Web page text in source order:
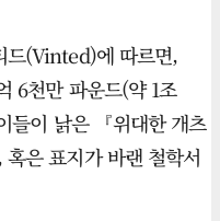
드(Vinted)에 따르면,
6천만 파운드(약 1조
들이 낡은 『위대한 개츠
은 표지가 바랜 철학서